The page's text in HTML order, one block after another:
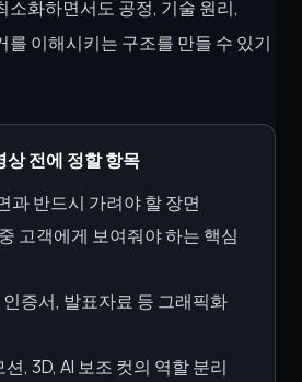
소화하면서도 공정, 기술 원리,
를 이해시키는 구조를 만들 수 있기
상 전에 정할 항목
과 반드시 가려야 할 장면
고객에게 보여줘야 하는 핵심
증서, 발표자료 등 그래픽화
, 3D, AI 보조 컷의 역할 분리